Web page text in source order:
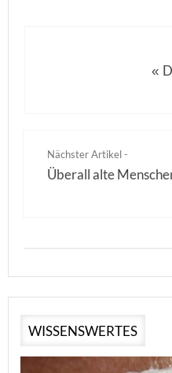
«
Nächster Artikel -
Überall alte
WISSENSWERTES